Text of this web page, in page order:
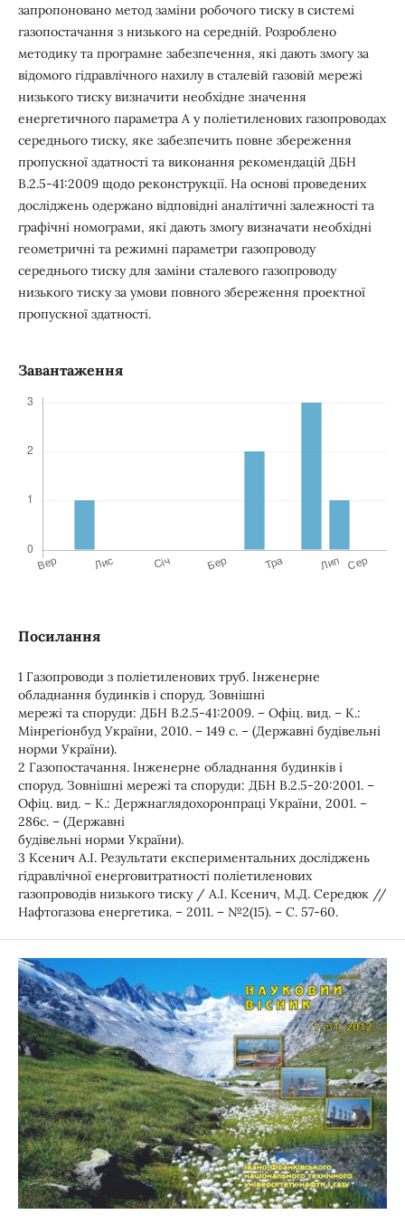
запропоновано метод заміни робочого тиску в системі
газопостачання з низького на середній. Розроблено
методику та програмне забезпечення, які дають змогу за
відомого гідравлічного нахилу в сталевій газовій мережі
низького тиску визначити необхідне значення
енергетичного параметра А у поліетиленових газопроводах
середнього тиску, яке забезпечить повне збереження
пропускної здатності та виконання рекомендацій ДБН
В.2.5-41:2009 щодо реконструкції. На основі проведених
досліджень одержано відповідні аналітичні залежності та
графічні номограми, які дають змогу визначати необхідні
геометричні та режимні параметри газопроводу
середнього тиску для заміни сталевого газопроводу
низького тиску за умови повного збереження проектної
пропускної здатності.
Завантаження
Посилання
1 Газопроводи з поліетиленових труб. Інженерне
обладнання будинків і споруд. Зовнішні
мережі та споруди: ДБН В.2.5-41:2009. – Офіц. вид. – К.:
Мінрегіонбуд України, 2010. – 149 с. – (Державні будівельні
норми України).
2 Газопостачання. Інженерне обладнання будинків і
споруд. Зовнішні мережі та споруди: ДБН В.2.5-20:2001. –
Офіц. вид. – К.: Держнаглядохоронпраці України, 2001. –
286с. – (Державні
будівельні норми України).
3 Ксенич А.І. Результати експериментальних досліджень
гідравлічної енерговитратності поліетиленових
газопроводів низького тиску / А.І. Ксенич, М.Д. Середюк //
Нафтогазова енергетика. – 2011. – №2(15). – С. 57-60.